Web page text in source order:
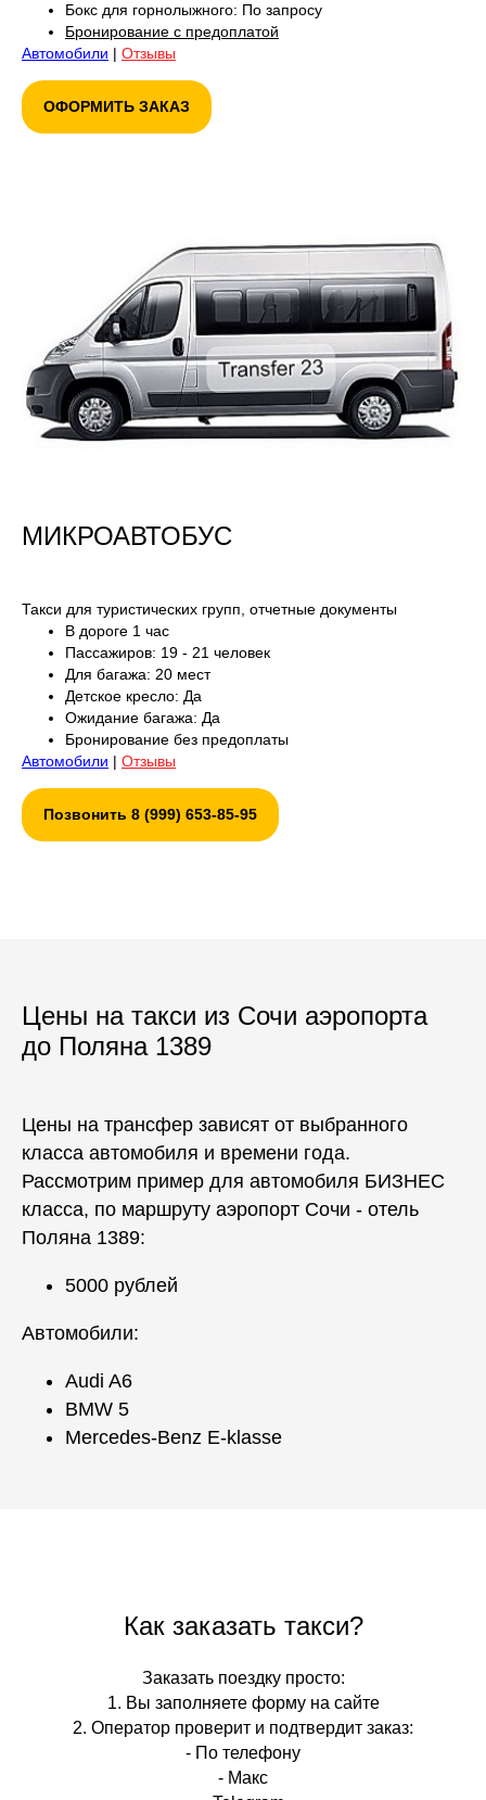
Бокс для горнолыжного: По запросу
Бронирование с предоплатой
Автомобили | Отзывы
ОФОРМИТЬ ЗАКАЗ
МИКРОАВТОБУС
Такси для туристических групп, отчетные документы
В дороге 1 час
Пассажиров: 19 - 21 человек
Для багажа: 20 мест
Детское кресло: Да
Ожидание багажа: Да
Бронирование без предоплаты
Автомобили | Отзывы
Позвонить 8 (999) 653-85-95
Цены на такси из Сочи аэропорта
до Поляна 1389
Цены на трансфер зависят от выбранного
класса автомобиля и времени года.
Рассмотрим пример для автомобиля БИЗНЕС
класса, по маршруту аэропорт Сочи - отель
Поляна 1389:
5000 рублей
Автомобили:
Audi A6
BMW 5
Mercedes-Benz E-klasse
Как заказать такси?
Заказать поездку просто:
1. Вы заполняете форму на сайте
2. Оператор проверит и подтвердит заказ:
- По телефону
- Макс